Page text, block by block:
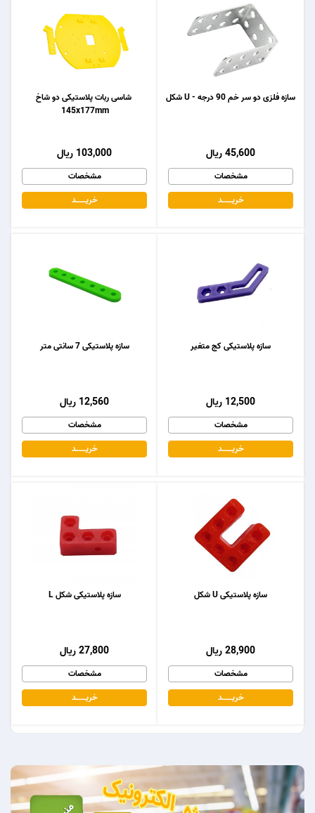
شاسی ربات پلاستیکی دو شاخ
145x177mm
103,000 ریال
مشخصات
خریـــــــد
سازه فلزی دو سر خم 90 درجه - U شکل
45,600 ریال
مشخصات
خریـــــــد
سازه پلاستیکی 7 سانتی متر
12,560 ریال
مشخصات
خریـــــــد
سازه پلاستیکی کج متغیر
12,500 ریال
مشخصات
خریـــــــد
سازه پلاستیکی شکل L
27,800 ریال
مشخصات
خریـــــــد
سازه پلاستیکی U شکل
28,900 ریال
مشخصات
خریـــــــد